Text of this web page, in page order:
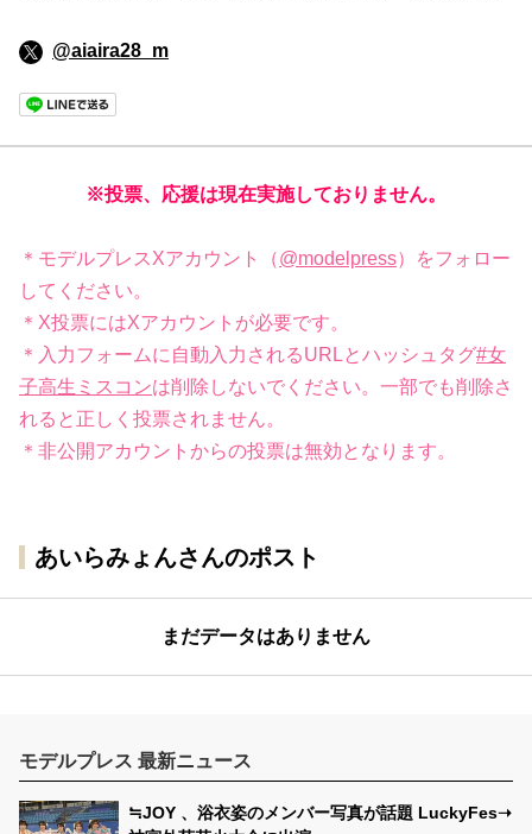
@aiaira28_m
※投票、応援は現在実施しておりません。
＊モデルプレスXアカウント（@modelpress）をフォロー
してください。
＊X投票にはXアカウントが必要です。
＊入力フォームに自動入力されるURLとハッシュタグ#女
子高生ミスコンは削除しないでください。一部でも削除さ
れると正しく投票されません。
＊非公開アカウントからの投票は無効となります。
あいらみょんさんのポスト
まだデータはありません
モデルプレス 最新ニュース
≒JOY 、浴衣姿のメンバー写真が話題 LuckyFes➝